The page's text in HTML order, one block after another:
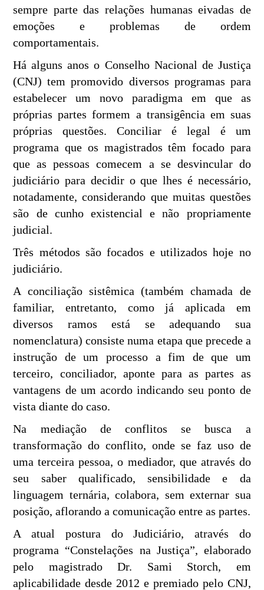
sempre parte das relações humanas eivadas de
emoções e problemas de ordem
comportamentais.
Há alguns anos o Conselho Nacional de Justiça
(CNJ) tem promovido diversos programas para
estabelecer um novo paradigma em que as
próprias partes formem a transigência em suas
próprias questões. Conciliar é legal é um
programa que os magistrados têm focado para
que as pessoas comecem a se desvincular do
judiciário para decidir o que lhes é necessário,
notadamente, considerando que muitas questões
são de cunho existencial e não propriamente
judicial.
Três métodos são focados e utilizados hoje no
judiciário.
A conciliação sistêmica (também chamada de
familiar, entretanto, como já aplicada em
diversos ramos está se adequando sua
nomenclatura) consiste numa etapa que precede a
instrução de um processo a fim de que um
terceiro, conciliador, aponte para as partes as
vantagens de um acordo indicando seu ponto de
vista diante do caso.
Na mediação de conflitos se busca a
transformação do conflito, onde se faz uso de
uma terceira pessoa, o mediador, que através do
seu saber qualificado, sensibilidade e da
linguagem ternária, colabora, sem externar sua
posição, aflorando a comunicação entre as partes.
A atual postura do Judiciário, através do
programa “Constelações na Justiça”, elaborado
pelo magistrado Dr. Sami Storch, em
aplicabilidade desde 2012 e premiado pelo CNJ,